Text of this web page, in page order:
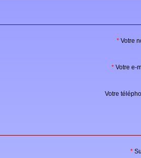
* Votre
* Votre e-
Votre
*